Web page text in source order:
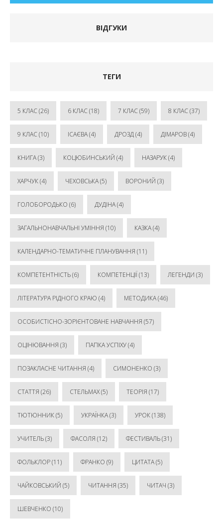
ВІДГУКИ
ТЕГИ
5 КЛАС(26) 6 КЛАС(18) 7 КЛАС(59) 8 КЛАС(37)
9 КЛАС(10) ІСАЄВА(4) ДРОЗД(4) ДІМАРОВ(4)
КНИГА(3) КОЦЮБИНСЬКИЙ (4) НАЗАРУК(4)
ХАРЧУК(4) ЧЕХОВСЬКА(5) ВОРОНИЙ (3)
ГОЛОБОРОДЬКО (6) ДУДІНА(4)
ЗАГАЛЬНОНАВЧАЛЬНІ УМІННЯ (10) КАЗКА(4)
КАЛЕНДАРНО-ТЕМАТИЧНЕ ПЛАНУВАННЯ (11)
КОМПЕТЕНТНІСТЬ(6) КОМПЕТЕНЦІЇ (13) ЛЕГЕНДИ (3)
ЛІТЕРАТУРА РІДНОГО КРАЮ (4) МЕТОДИКА(46)
ОСОБИСТІСНО-ЗОРІЄНТОВАНЕ НАВЧАННЯ (57)
ОЦІНЮВАННЯ (3) ПАПКА УСПІХУ(4)
ПОЗАКЛАСНЕ ЧИТАННЯ (4) СИМОНЕНКО (3)
СТАТТЯ (26) СТЕЛЬМАХ(5) ТЕОРІЯ (17)
ТЮТЮННИК(5) УКРАЇНКА(3) УРОК(138)
УЧИТЕЛЬ(3) ФАСОЛЯ (12) ФЕСТИВАЛЬ(31)
ФОЛЬКЛОР(11) ФРАНКО (9) ЦИТАТА(5)
ЧАЙКОВСЬКИЙ (5) ЧИТАННЯ (35) ЧИТАЧ (3)
ШЕВЧЕНКО (10)